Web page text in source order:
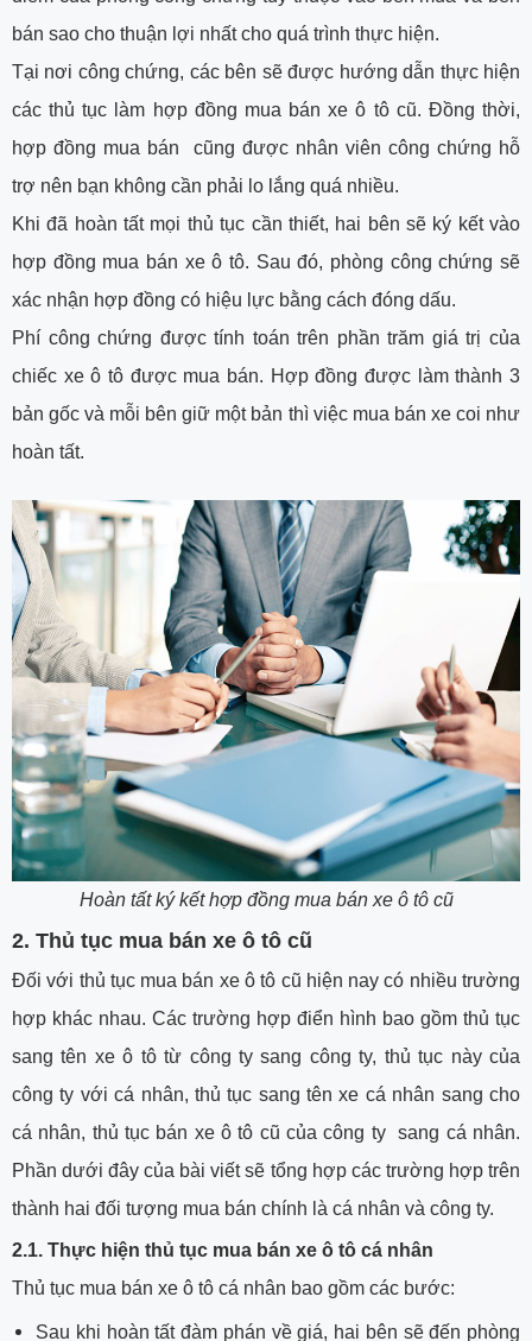
bán sao cho thuận lợi nhất cho quá trình thực hiện.
Tại nơi công chứng, các bên sẽ được hướng dẫn thực hiện
các thủ tục làm hợp đồng mua bán xe ô tô cũ. Đồng thời,
hợp đồng mua bán cũng được nhân viên công chứng hỗ
trợ nên bạn không cần phải lo lắng quá nhiều.
Khi đã hoàn tất mọi thủ tục cần thiết, hai bên sẽ ký kết vào
hợp đồng mua bán xe ô tô. Sau đó, phòng công chứng sẽ
xác nhận hợp đồng có hiệu lực bằng cách đóng dấu.
Phí công chứng được tính toán trên phần trăm giá trị của
chiếc xe ô tô được mua bán. Hợp đồng được làm thành 3
bản gốc và mỗi bên giữ một bản thì việc mua bán xe coi như
hoàn tất.
Hoàn tất ký kết hợp đồng mua bán xe ô tô cũ
2. Thủ tục mua bán xe ô tô cũ
Đối với thủ tục mua bán xe ô tô cũ hiện nay có nhiều trường
hợp khác nhau. Các trường hợp điển hình bao gồm thủ tục
sang tên xe ô tô từ công ty sang công ty, thủ tục này của
công ty với cá nhân, thủ tục sang tên xe cá nhân sang cho
cá nhân, thủ tục bán xe ô tô cũ của công ty sang cá nhân.
Phần dưới đây của bài viết sẽ tổng hợp các trường hợp trên
thành hai đối tượng mua bán chính là cá nhân và công ty.
2.1. Thực hiện thủ tục mua bán xe ô tô cá nhân
Thủ tục mua bán xe ô tô cá nhân bao gồm các bước:
Sau khi hoàn tất đàm phán về giá, hai bên sẽ đến phòng